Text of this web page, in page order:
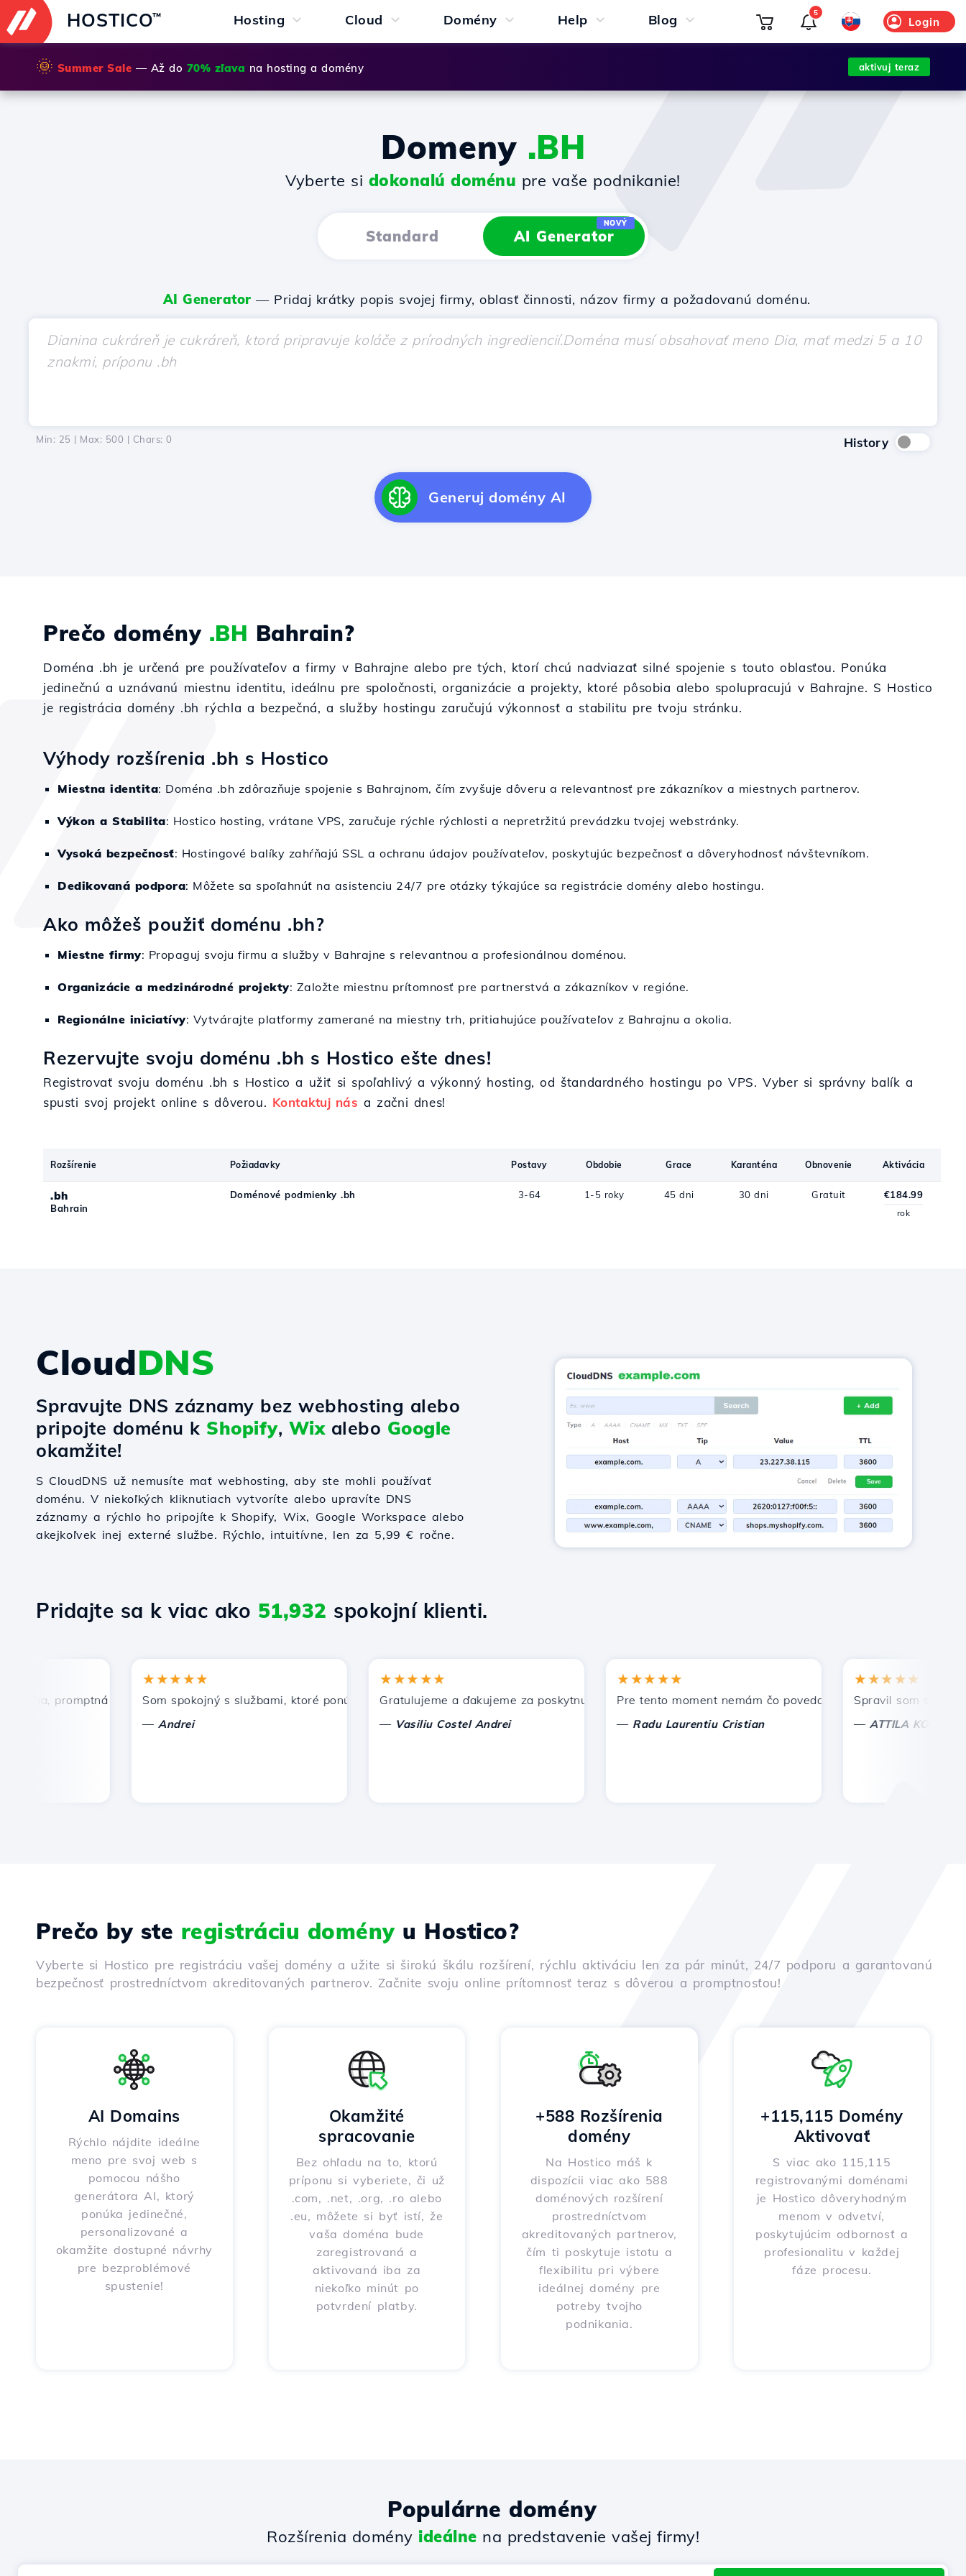
HOSTICO™ Hosting Cloud Domény Help Blog Login
5
🌞 Summer Sale — Až do 70% zľava na hosting a domény aktivuj teraz
Domeny .BH
Vyberte si dokonalú doménu pre vaše podnikanie!
Standard AI Generator
NOVÝ
AI Generator — Pridaj krátky popis svojej firmy, oblasť činnosti, názov firmy a požadovanú doménu.
Min: 25 | Max: 500 | Chars: 0 History
Generuj domény AI
Prečo domény .BH Bahrain?
Doména .bh je určená pre používateľov a firmy v Bahrajne alebo pre tých, ktorí chcú nadviazať silné spojenie s touto oblasťou. Ponúka
jedinečnú a uznávanú miestnu identitu, ideálnu pre spoločnosti, organizácie a projekty, ktoré pôsobia alebo spolupracujú v Bahrajne. S Hostico
je registrácia domény .bh rýchla a bezpečná, a služby hostingu zaručujú výkonnosť a stabilitu pre tvoju stránku.
Výhody rozšírenia .bh s Hostico
Miestna identita: Doména .bh zdôrazňuje spojenie s Bahrajnom, čím zvyšuje dôveru a relevantnosť pre zákazníkov a miestnych partnerov.
Výkon a Stabilita: Hostico hosting, vrátane VPS, zaručuje rýchle rýchlosti a nepretržitú prevádzku tvojej webstránky.
Vysoká bezpečnosť: Hostingové balíky zahŕňajú SSL a ochranu údajov používateľov, poskytujúc bezpečnosť a dôveryhodnosť návštevníkom.
Dedikovaná podpora: Môžete sa spoľahnúť na asistenciu 24/7 pre otázky týkajúce sa registrácie domény alebo hostingu.
Ako môžeš použiť doménu .bh?
Miestne firmy: Propaguj svoju firmu a služby v Bahrajne s relevantnou a profesionálnou doménou.
Organizácie a medzinárodné projekty: Založte miestnu prítomnosť pre partnerstvá a zákazníkov v regióne.
Regionálne iniciatívy: Vytvárajte platformy zamerané na miestny trh, pritiahujúce používateľov z Bahrajnu a okolia.
Rezervujte svoju doménu .bh s Hostico ešte dnes!
Registrovať svoju doménu .bh s Hostico a užiť si spoľahlivý a výkonný hosting, od štandardného hostingu po VPS. Vyber si správny balík a
spusti svoj projekt online s dôverou. Kontaktuj nás a začni dnes!
Rozšírenie Požiadavky Postavy Obdobie Grace Karanténa Obnovenie Aktivácia
.bh
Bahrain
Doménové podmienky .bh 3-64 1-5 roky 45 dni 30 dni Gratuit €184.99
rok
CloudDNS
Spravujte DNS záznamy bez webhosting alebo
pripojte doménu k Shopify, Wixalebo Google
okamžite!
S CloudDNS už nemusíte mať webhosting, aby ste mohli používať
doménu. V niekoľkých kliknutiach vytvoríte alebo upravíte DNS
záznamy a rýchlo ho pripojíte k Shopify, Wix, Google Workspace alebo
akejkoľvek inej externé službe. Rýchlo, intuitívne, len za 5,99 € ročne.
Pridajte sa k viac ako 51,932 spokojní klienti.
promptná a efektívna technická podpora.
★★★★★
Som spokojný s službami, ktoré ponúka Hostico. Odporučil som vás iným známym.
Andrei
★★★★★
Gratulujeme a ďakujeme za poskytnutú podporu!
Vasiliu Costel Andrei
★★★★★
Pre tento moment nemám čo povedať, len oceniť. S osobitnou
Radu Laurentiu Cristian
★★★★★
Spravil som správnu
ATTILA KOLES
Prečo by ste registráciu doményu Hostico?
Vyberte si Hostico pre registráciu vašej domény a užite si širokú škálu rozšírení, rýchlu aktiváciu len za pár minút, 24/7 podporu a garantovanú
bezpečnosť prostredníctvom akreditovaných partnerov. Začnite svoju online prítomnosť teraz s dôverou a promptnosťou!
AI Domains
Rýchlo nájdite ideálne
meno pre svoj web s
pomocou nášho
generátora AI, ktorý
ponúka jedinečné,
personalizované a
okamžite dostupné návrhy
pre bezproblémové
spustenie!
Okamžité
spracovanie
Bez ohľadu na to, ktorú
príponu si vyberiete, či už
.com, .net, .org, .ro alebo
.eu, môžete si byť istí, že
vaša doména bude
zaregistrovaná a
aktivovaná iba za
niekoľko minút po
potvrdení platby.
+588 Rozšírenia
domény
Na Hostico máš k
dispozícii viac ako 588
doménových rozšírení
prostredníctvom
akreditovaných partnerov,
čím ti poskytuje istotu a
flexibilitu pri výbere
ideálnej domény pre
potreby tvojho
podnikania.
+115,115 Domény
Aktivovať
S viac ako 115,115
registrovanými doménami
je Hostico dôveryhodným
menom v odvetví,
poskytujúcim odbornosť a
profesionalitu v každej
fáze procesu.
Populárne domény
Rozšírenia domény ideálne na predstavenie vašej firmy!